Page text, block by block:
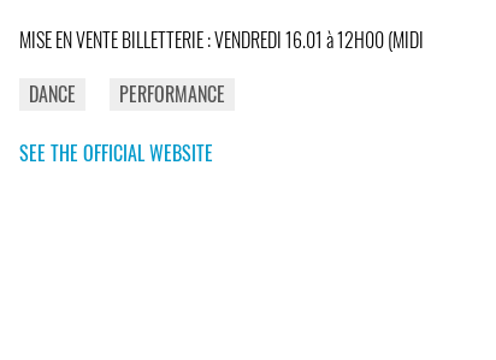
MISE EN VENTE BILLETTERIE : VENDREDI 16.01 à 12H00 (MIDI
DANCE
PERFORMANCE
SEE THE OFFICIAL WEBSITE